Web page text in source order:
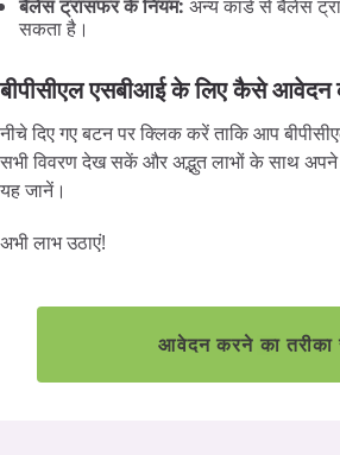
बैलेंस ट्रांसफर के नियम: अन्य कार्ड से बैलेंस
सकता है।
बीपीसीएल एसबीआई के लिए कैसे आवेदन
नीचे दिए गए बटन पर क्लिक करें ताकि आप
सभी विवरण देख सकें और अद्भुत लाभों के साथ
यह जानें।
अभी लाभ उठाएं!
आवेदन करने का तरीका